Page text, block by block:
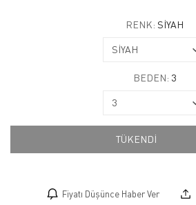
RENK: SİYAH
BEDEN: 3
TÜKENDİ
Fiyatı Düşünce Haber Ver